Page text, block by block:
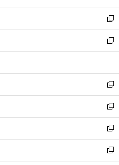
開
く
ウ
で
開
く
ン
ド
ウ
で
開
ウ
ィ
ン
ド
ウ
開
く
し
い
ウ
ィ
ン
ウ
で
開
く
新
し
い
ウ
ン
ド
ウ
で
開
く
新
し
ウ
ィ
ン
ド
ウ
で
開
く
新
し
い
ウ
ィ
ン
ド
ウ
新
し
い
ウ
ィ
ン
新
し
い
ウ
新
し